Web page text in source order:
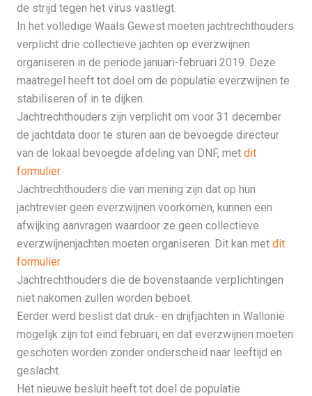
de strijd tegen het virus vastlegt.
In het volledige Waals Gewest moeten jachtrechthouders
verplicht drie collectieve jachten op everzwijnen
organiseren in de periode januari-februari 2019. Deze
maatregel heeft tot doel om de populatie everzwijnen te
stabiliseren of in te dijken.
Jachtrechthouders zijn verplicht om voor 31 december
de jachtdata door te sturen aan de bevoegde directeur
van de lokaal bevoegde afdeling van DNF, met dit
formulier.
Jachtrechthouders die van mening zijn dat op hun
jachtrevier geen everzwijnen voorkomen, kunnen een
afwijking aanvragen waardoor ze geen collectieve
everzwijnenjachten moeten organiseren. Dit kan metdit
formulier.
Jachtrechthouders die de bovenstaande verplichtingen
niet nakomen zullen worden beboet.
Eerder werd beslist dat druk- en drijfjachten in Wallonië
mogelijk zijn tot eind februari, en dat everzwijnen moeten
geschoten worden zonder onderscheid naar leeftijd en
geslacht.
Het nieuwe besluit heeft tot doel de populatie